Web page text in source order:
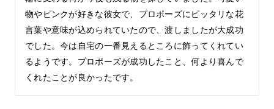
物やピンクが好きな彼女で、プロポーズにピッタリな花
言葉や意味が込められていたので、渡しましたが大成功
でした。今は自宅の一番見えるところに飾ってくれてい
るようです。プロポーズが成功したこと、何より喜んで
くれたことが良かったです。